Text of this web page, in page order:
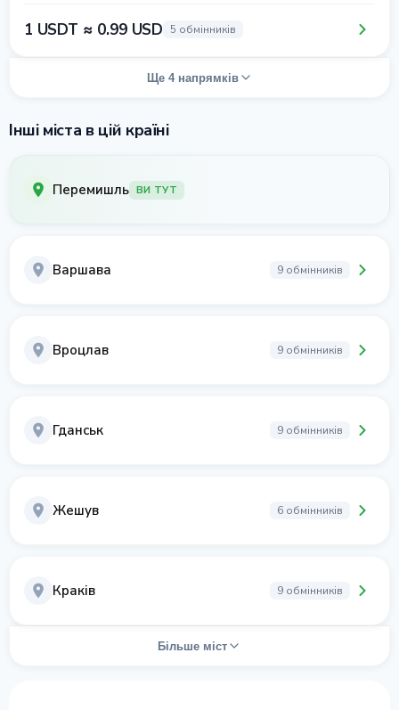
1 USDT ≈ 0.99 USD 5 обмінників
Ще 4 напрямків
Інші міста в цій країні
Перемишль ВИ ТУТ
Варшава 9 обмінників
Вроцлав 9 обмінників
Гданськ 9 обмінників
Жешув 6 обмінників
Краків 9 обмінників
Більше міст